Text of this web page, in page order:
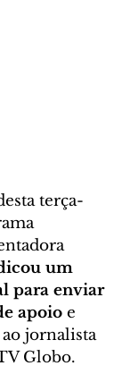
terça-
um
para enviar
apoio e
jornalista
Globo.